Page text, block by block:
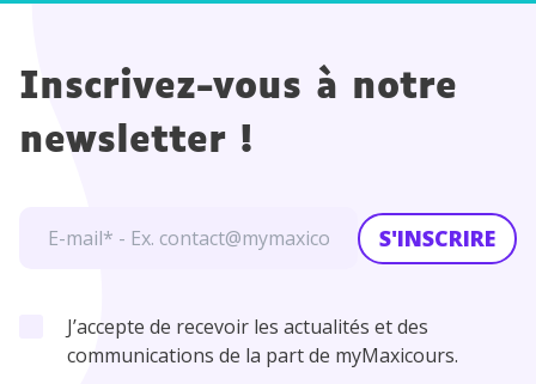
Inscrivez-vous à notre
newsletter !
S'INSCRIRE
J’accepte de recevoir les actualités et des
communications de la part de myMaxicours.